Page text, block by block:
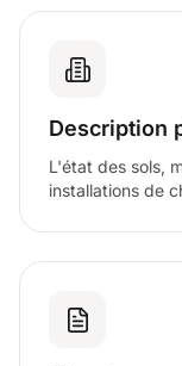
Description
L'état des sols,
installations de